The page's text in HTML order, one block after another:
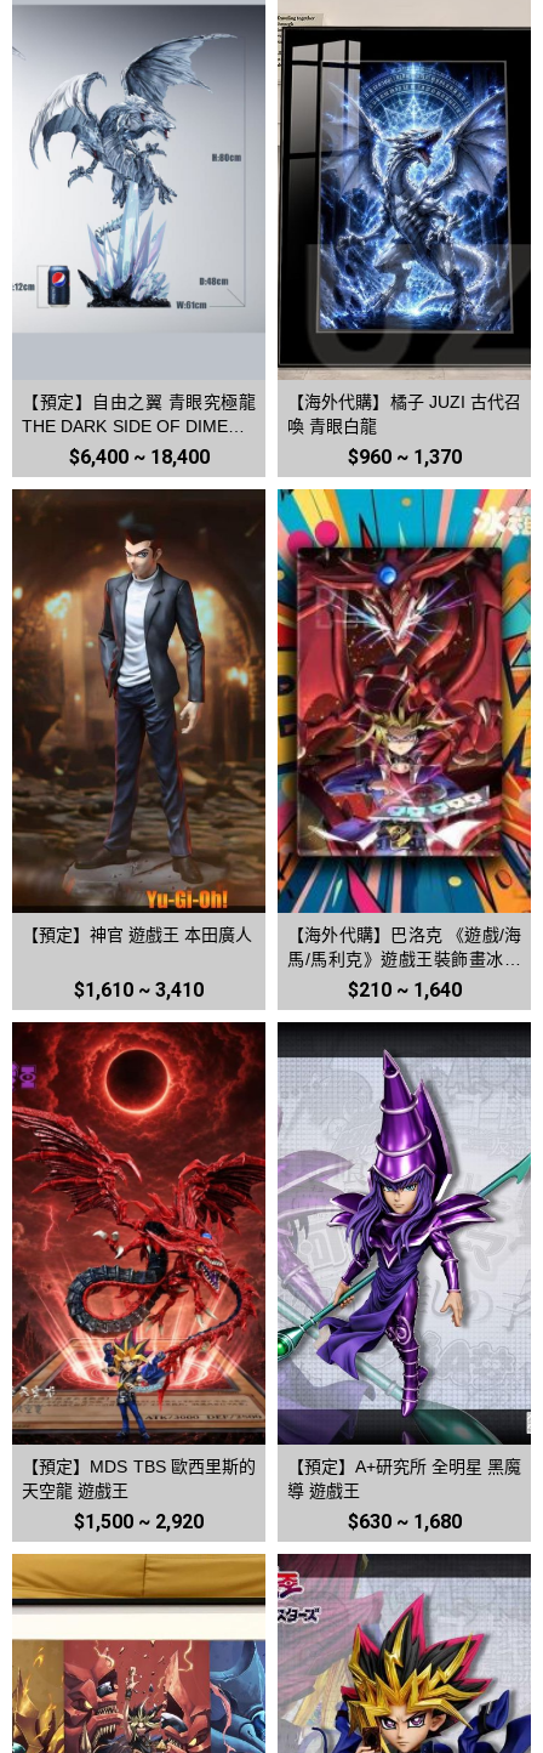
【預定】自由之翼 青眼究極龍
THE DARK SIDE OF DIMENSI
$6,400 ~ 18,400
【海外代購】橘子 JUZI 古代召
喚 青眼白龍
$960 ~ 1,370
【預定】神官 遊戲王 本田廣人
$1,610 ~ 3,410
【海外代購】巴洛克 《遊戲/海
馬/馬利克》遊戲王裝飾畫冰箱
$210 ~ 1,640
【預定】MDS TBS 歐西里斯的
天空龍 遊戲王
$1,500 ~ 2,920
【預定】A+研究所 全明星 黑魔
導 遊戲王
$630 ~ 1,680